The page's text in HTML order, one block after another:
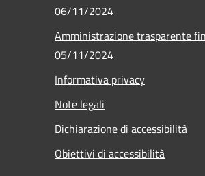
06/11/2024
Amministrazione trasparente
05/11/2024
Informativa privacy
Note legali
Dichiarazione di accessibilità
Obiettivi di accessibilità